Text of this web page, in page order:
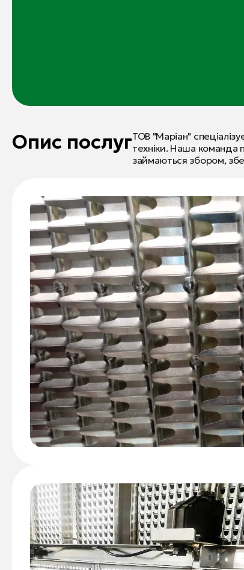
Опис послугТОВ "Маріан"
техніки. Наша команда
займаються збором,